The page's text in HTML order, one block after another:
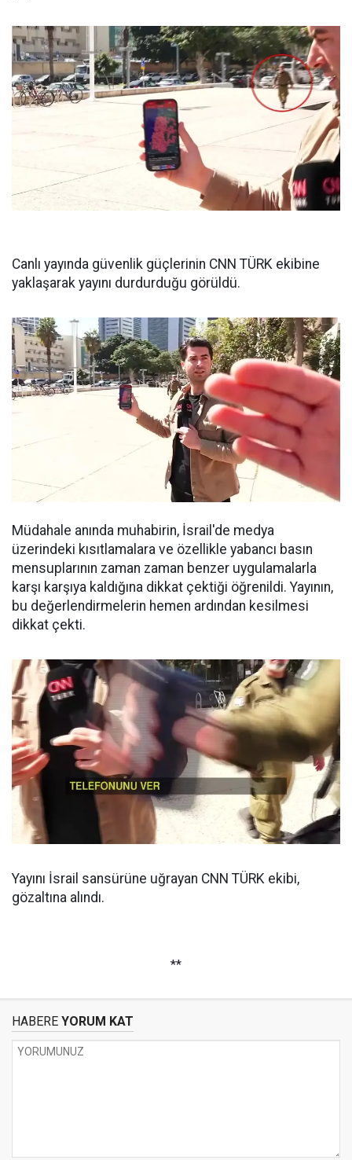
Canlı yayında güvenlik güçlerinin CNN TÜRK ekibine
yaklaşarak yayını durdurduğu görüldü.
Müdahale anında muhabirin, İsrail'de medya
üzerindeki kısıtlamalara ve özellikle yabancı basın
mensuplarının zaman zaman benzer uygulamalarla
karşı karşıya kaldığına dikkat çektiği öğrenildi. Yayının,
bu değerlendirmelerin hemen ardından kesilmesi
dikkat çekti.
Yayını İsrail sansürüne uğrayan CNN TÜRK ekibi,
gözaltına alındı.
**
HABERE YORUM KAT